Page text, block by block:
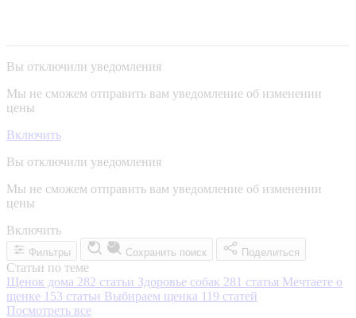
Вы отключили уведомления
Мы не сможем отправить вам уведомление об изменении
цены
Включить
Вы отключили уведомления
Мы не сможем отправить вам уведомление об изменении
цены
Включить
Фильтры Сохранить поиск Поделиться
Статьи по теме
Щенок дома 282 статьи Здоровье собак 281 статья Мечтаете о
щенке 153 статьи Выбираем щенка 119 статей
Посмотреть все